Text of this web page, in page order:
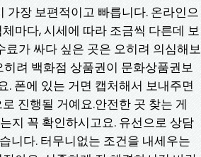
가장 보편적이고 빠릅니다. 온라인으
마다, 시세에 따라 조금씩 다른데 보
료가 싸다 싶은 곳은 오히려 의심해보
려 백화점 상품권이 문화상품권보
. 폰에 있는 거면 캡처해서 보내주면
진행될 거예요.안전한 곳 찾는 게
지 꼭 확인하시고요. 유선으로 상담
니다. 터무니없는 조건을 내세우는